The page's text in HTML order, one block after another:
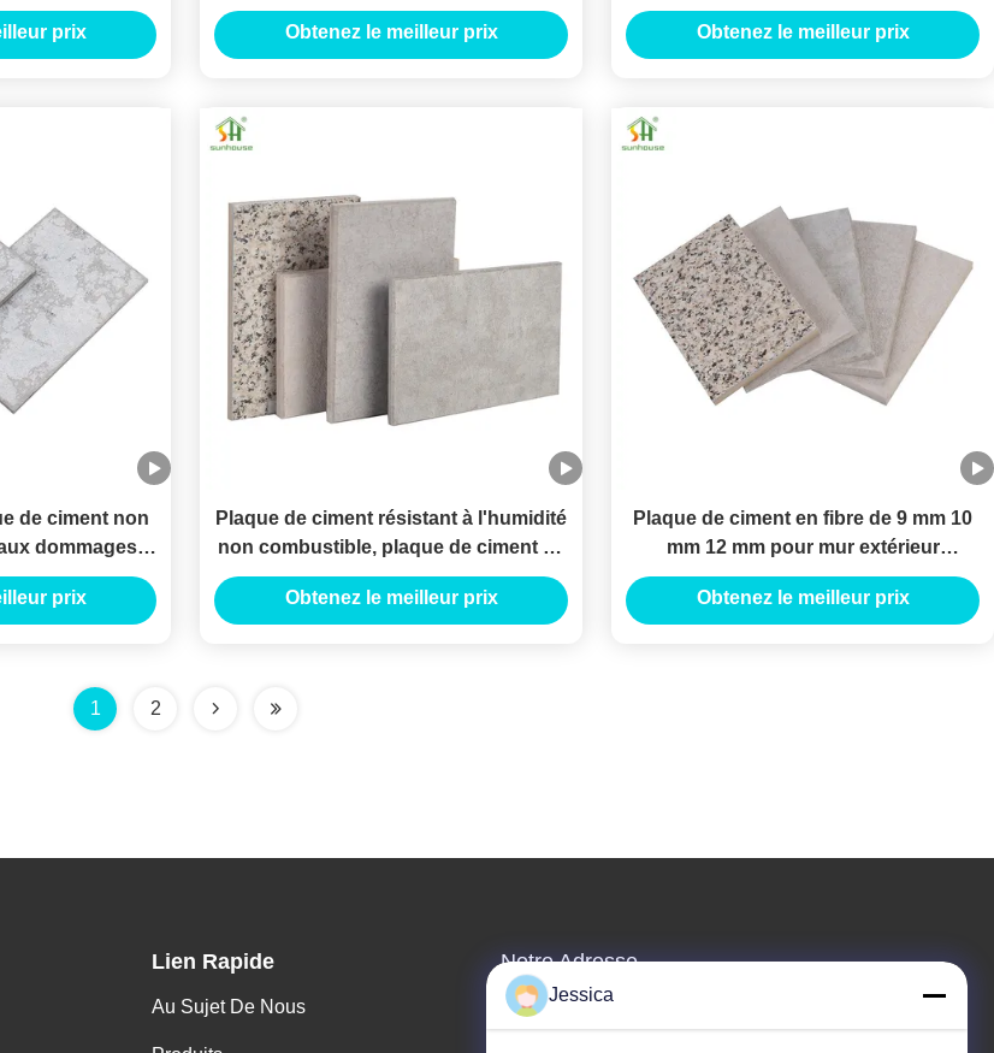
prix
mm 12 mm pour les murs extérieurs
résidentiels
Obtenez le meilleur prix Obtenez le meilleur prix
de ciment non
dommages
muraux
prix
Plaque de ciment résistant à l'humidité
non combustible, plaque de ciment en
fibre de 8 mm légère
Obtenez le meilleur prix
Plaque de ciment en fibre de 9 mm 10
mm 12 mm pour mur extérieur
décoratif
Obtenez le meilleur prix
1 2
Lien Rapide
Au Sujet De Nous
Notre Adresse
Adresse De L'entreprise
Jessica